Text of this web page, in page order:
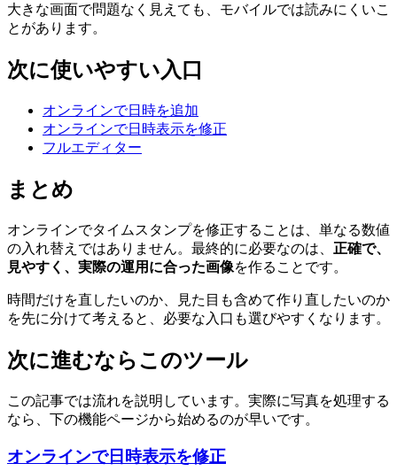
大きな画面で問題なく見えても、モバイルでは読みにくいこ
とがあります。
次に使いやすい入口
オンラインで日時を追加
オンラインで日時表示を修正
フルエディター
まとめ
オンラインでタイムスタンプを修正することは、単なる数値
の入れ替えではありません。最終的に必要なのは、 正確で、
見やすく、実際の運用に合った画像を作ることです。
時間だけを直したいのか、見た目も含めて作り直したいのか
を先に分けて考えると、必要な入口も選びやすくなります。
次に進むならこのツール
この記事では流れを説明しています。実際に写真を処理する
なら、下の機能ページから始めるのが早いです。
オンラインで日時表示を修正